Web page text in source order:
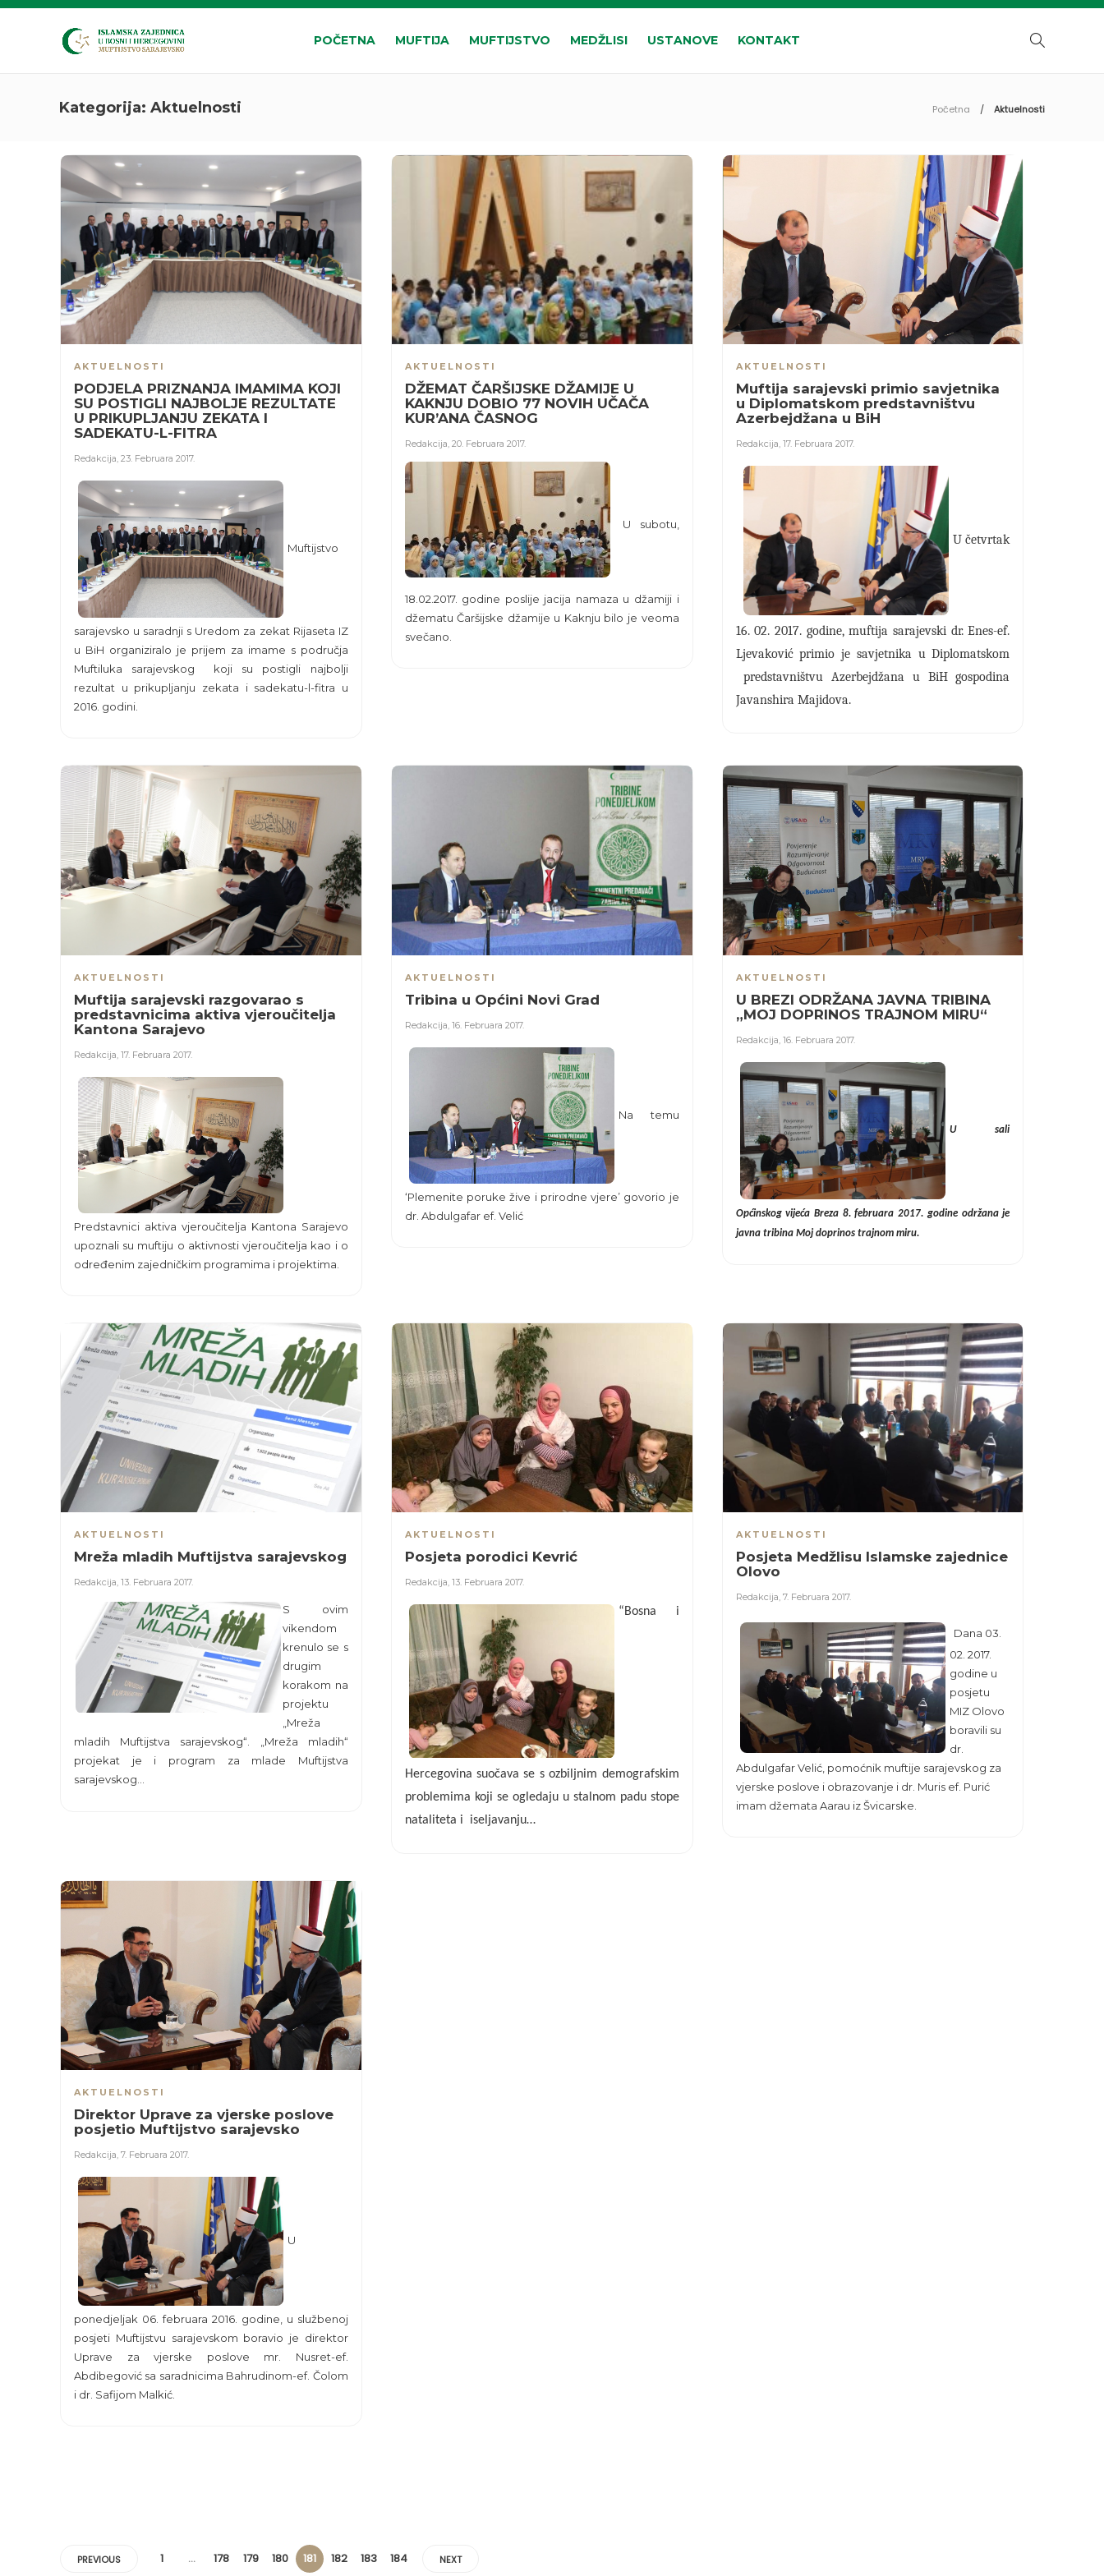
POČETNA MUFTIJA MUFTIJSTVO MEDŽLISI USTANOVE KONTAKT
Kategorija: Aktuelnosti Početna Aktuelnosti
AKTUELNOSTI
PODJELA PRIZNANJA IMAMIMA KOJI
SU POSTIGLI NAJBOLJE REZULTATE
U PRIKUPLJANJU ZEKATA I
SADEKATU-L-FITRA
Redakcija, 23. Februara 2017.
Muftijstvo
sarajevsko u saradnji s Uredom za zekat Rijaseta IZ
u BiH organiziralo je prijem za imame s područja
Muftiluka sarajevskog koji su postigli najbolji
rezultat u prikupljanju zekata i sadekatu-l-fitra u
2016. godini.
AKTUELNOSTI
DŽEMAT ČARŠIJSKE DŽAMIJE U
KAKNJU DOBIO 77 NOVIH UČAČA
KUR’ANA ČASNOG
Redakcija, 20. Februara 2017.
U subotu,
18.02.2017. godine poslije jacija namaza u džamiji i
džematu Čaršijske džamije u Kaknju bilo je veoma
svečano.
AKTUELNOSTI
Muftija sarajevski primio savjetnika
u Diplomatskom predstavništvu
Azerbejdžana u BiH
Redakcija, 17. Februara 2017.
U četvrtak
16. 02. 2017. godine, muftija sarajevski dr. Enes-ef.
Ljevaković primio je savjetnika u Diplomatskom
predstavništvu Azerbejdžana u BiH gospodina
Javanshira Majidova.
AKTUELNOSTI
Muftija sarajevski razgovarao s
predstavnicima aktiva vjeroučitelja
Kantona Sarajevo
Redakcija 17. Februara 2017.
Predstavnici aktiva vjeroučitelja Kantona Sarajevo
upoznali su muftiju o aktivnosti vjeroučitelja kao i o
određenim zajedničkim programima i projektima.
AKTUELNOSTI
Tribina u Općini Novi Grad
Redakcija 16. Februara 2017.
Na temu
‘Plemenite poruke žive i prirodne vjere’ govorio je
dr. Abdulgafar ef. Velić
AKTUELNOSTI
U BREZI ODRŽANA JAVNA TRIBINA
„MOJ DOPRINOS TRAJNOM MIRU“
Redakcija 16. Februara 2017.
U sali
Općinskog vijeća Breza 8. februara 2017. godine održana je
javna tribina Moj doprinos trajnom miru.
AKTUELNOSTI
Mreža mladih Muftijstva sarajevskog
Redakcija, 13. Februara 2017.
S ovim
vikendom
krenulo se s
drugim
korakom na
projektu
„Mreža
mladih Muftijstva sarajevskog“. „Mreža mladih“
projekat je i program za mlade Muftijstva
sarajevskog…
AKTUELNOSTI
Posjeta porodici Kevrić
Redakcija, 13. Februara 2017.
“Bosna i
Hercegovina suočava se s ozbiljnim demografskim
problemima koji se ogledaju u stalnom padu stope
nataliteta i iseljavanju…
AKTUELNOSTI
Posjeta Medžlisu Islamske zajednice
Olovo
Redakcija, 7. Februara 2017.
Dana 03.
02. 2017.
godine u
posjetu
MIZ Olovo
boravili su
dr.
Abdulgafar Velić, pomoćnik muftije sarajevskog za
vjerske poslove i obrazovanje i dr. Muris ef. Purić
imam džemata Aarau iz Švicarske.
AKTUELNOSTI
Direktor Uprave za vjerske poslove
posjetio Muftijstvo sarajevsko
Redakcija, 7. Februara 2017.
U
ponedjeljak 06. februara 2016. godine, u službenoj
posjeti Muftijstvu sarajevskom boravio je direktor
Uprave za vjerske poslove mr. Nusret-ef.
Abdibegović sa saradnicima Bahrudinom-ef. Čolom
i dr. Safijom Malkić.
PREVIOUS 1 … 178 179 180 181 182 183 184 NEXT